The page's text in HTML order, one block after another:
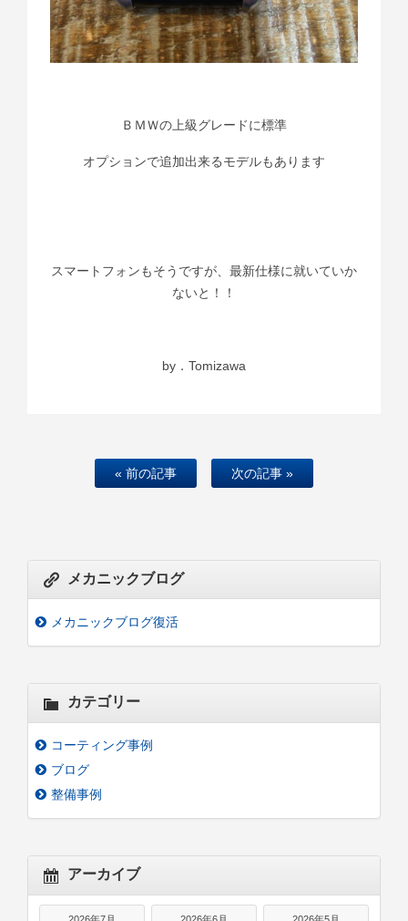
ＢＭＷの上級グレードに標準
オプションで追加出来るモデルもあります
スマートフォンもそうですが、最新仕様に就いていか
ないと！！
by．Tomizawa
« 前の記事 次の記事 »
メカニックブログ
メカニックブログ復活
カテゴリー
コーティング事例
ブログ
整備事例
アーカイブ